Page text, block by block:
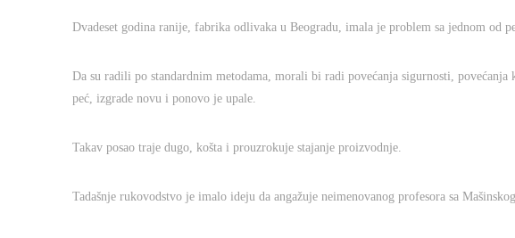
Dvadeset godina ranije, fabrika odlivaka u Beogradu, imala je problem sa jednom od
Da su radili po standardnim metodama, morali bi radi povećanja sigurnosti,
peć, izgrade novu i ponovo je upale.
Takav posao traje dugo, košta i prouzrokuje stajanje proizvodnje.
Tadašnje rukovodstvo je imalo ideju da angažuje neimenovanog profesora sa